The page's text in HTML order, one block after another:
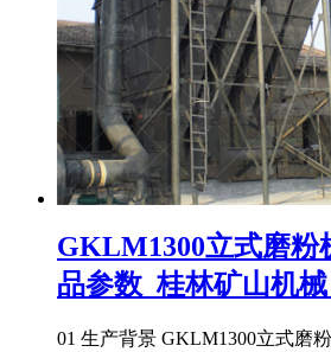
GKLM1300立式磨粉
品参数_桂林矿山机械
01 生产背景 GKLM1300立式磨